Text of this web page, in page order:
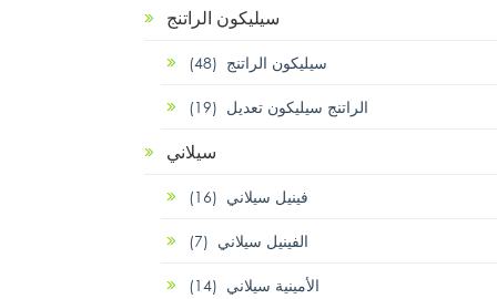
سيليكون الراتنج
سيليكون الراتنج (48)
الراتنج سيليكون تعديل (19)
سيلاني
فينيل سيلاني (16)
الفينيل سيلاني (7)
الأمينية سيلاني (14)